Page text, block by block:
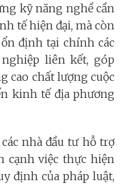
kỹ năng nghề cần
tế hiện đại, mà còn
định tại chính các
liên kết, góp
cao chất lượng cuộc
kinh tế địa phương
nhà đầu tư hỗ trợ
cạnh việc thực hiện
định của pháp luật,